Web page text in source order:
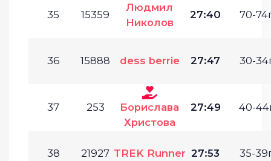
35 15359
Людмил
Николов
27:40 70-
36 15888 dess berrie 27:47 30-
37 253
Борислава
Христова
27:49 40-
38 21927 TREK Runner 27:53 35-